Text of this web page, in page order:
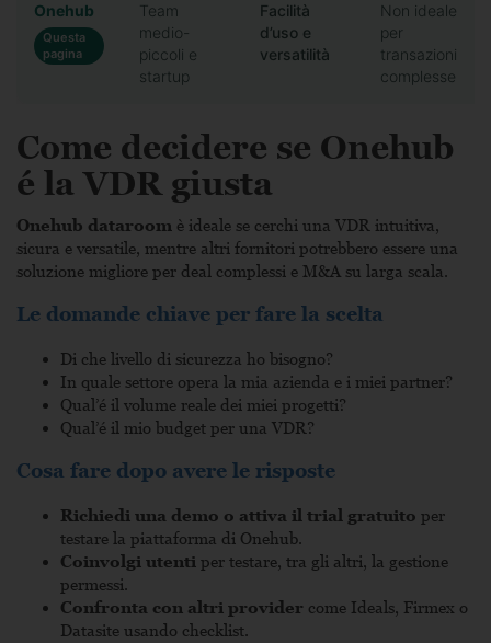
Onehub
Questa
pagina
Team
medio-
piccoli e
startup
Facilità
d’uso e
versatilità
Non ideale
per
transazioni
complesse
Come decidere se Onehub
é la VDR giusta
Onehub dataroom è ideale se cerchi una VDR intuitiva,
sicura e versatile, mentre altri fornitori potrebbero essere una
soluzione migliore per deal complessi e M&A su larga scala.
Le domande chiave per fare la scelta
Di che livello di sicurezza ho bisogno?
In quale settore opera la mia azienda e i miei partner?
Qual’é il volume reale dei miei progetti?
Qual’é il mio budget per una VDR?
Cosa fare dopo avere le risposte
Richiedi una demo o attiva il trial gratuito per
testare la piattaforma di Onehub.
Coinvolgi utenti per testare, tra gli altri, la gestione
permessi.
Confronta con altri provider come Ideals, Firmex o
Datasite usando checklist.